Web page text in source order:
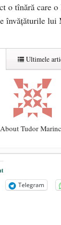
o tînără care o
învățăturile lui
Ultimele
About Tudor
LGBT
învățământ
-
SUA e opera
Telegram